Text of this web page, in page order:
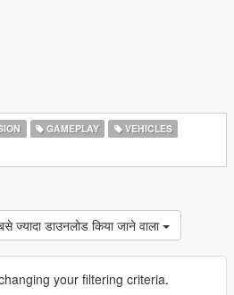
GAMEPLAY
VEHICLES
ज्यादा डाउनलोड किया जाने वाला
your filtering criteria.